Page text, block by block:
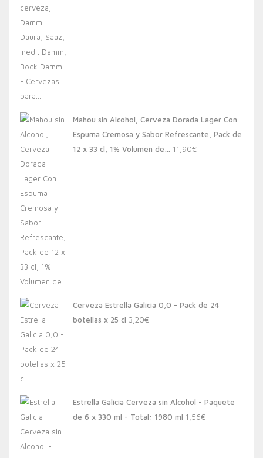
Mahou sin Alcohol, Cerveza Dorada Lager Con
Espuma Cremosa y Sabor Refrescante, Pack de
12 x 33 cl, 1% Volumen de… 11,90€
Cerveza Estrella Galicia 0,0 - Pack de 24
botellas x 25 cl 3,20€
Estrella Galicia Cerveza sin Alcohol - Paquete
de 6 x 330 ml - Total: 1980 ml 1,56€